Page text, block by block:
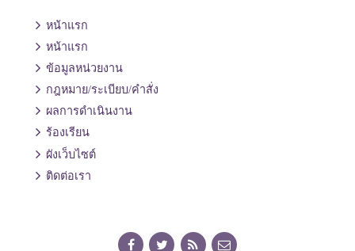
หน้าแรก
หน้าแรก
ข้อมูลหน่วยงาน
กฎหมาย/ระเบียบ/คำสั่ง
ผลการดำเนินงาน
ร้องเรียน
ผังเว็บไซต์
ติดต่อเรา